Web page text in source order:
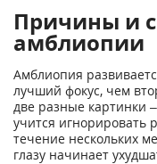
Причины и
амблиопии
Амблиопия
лучший фокус, чем
две разные картинки
учится игнорировать
течение нескольких
глазу начинает